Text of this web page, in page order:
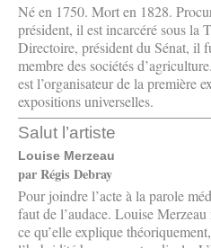
Né en 1750. Mort en 1828.
président, il est incarcéré sous la
Directoire, président du Sénat, il
membre des sociétés
est l’organisateur de la première
expositions universelles.
Salut l’artiste
Louise Merzeau
par Régis Debray
Pour joindre l’acte à la parole
faut de l’audace. Louise
ce qu’elle explique